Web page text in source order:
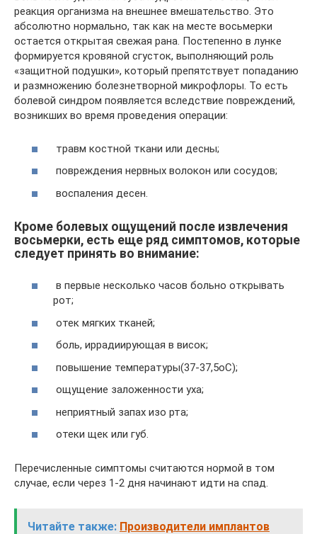
реакция организма на внешнее вмешательство. Это
абсолютно нормально, так как на месте восьмерки
остается открытая свежая рана. Постепенно в лунке
формируется кровяной сгусток, выполняющий роль
«защитной подушки», который препятствует попаданию
и размножению болезнетворной микрофлоры. То есть
болевой синдром появляется вследствие повреждений,
возникших во время проведения операции:
травм костной ткани или десны;
повреждения нервных волокон или сосудов;
воспаления десен.
Кроме болевых ощущений после извлечения
восьмерки, есть еще ряд симптомов, которые
следует принять во внимание:
в первые несколько часов больно открывать
рот;
отек мягких тканей;
боль, иррадиирующая в висок;
повышение температуры(37-37,5оC);
ощущение заложенности уха;
неприятный запах изо рта;
отеки щек или губ.
Перечисленные симптомы считаются нормой в том
случае, если через 1-2 дня начинают идти на спад.
Читайте также: Производители имплантов